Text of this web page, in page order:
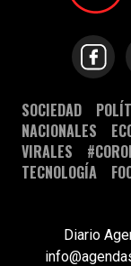
SOCIEDAD
NACIONALES
VIRALES
TECNOLOGÍA
Diario